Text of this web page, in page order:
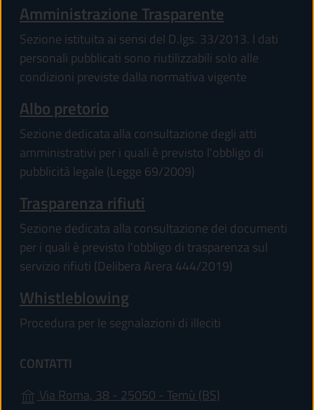
Amministrazione Trasparente
Sezione istituita ai sensi del D.lgs. 33/2013. I dati
personali pubblicati sono riutilizzabili solo alle
condizioni previste dalla normativa vigente
Albo pretorio
Sezione dedicata alla consultazione degli atti
amministrativi per i quali è previsto l'obbligo di
pubblicità legale (Legge 69/2009)
Trasparenza rifiuti
Sezione dedicata alla consultazione dei documenti
per i quali è previsto l'obbligo di trasparenza sul
servizio rifiuti (Delibera Arera 444/2019)
Whistleblowing
Procedura per le segnalazioni di illeciti
CONTATTI
Via Roma, 38 - 25050 - Temù (BS)